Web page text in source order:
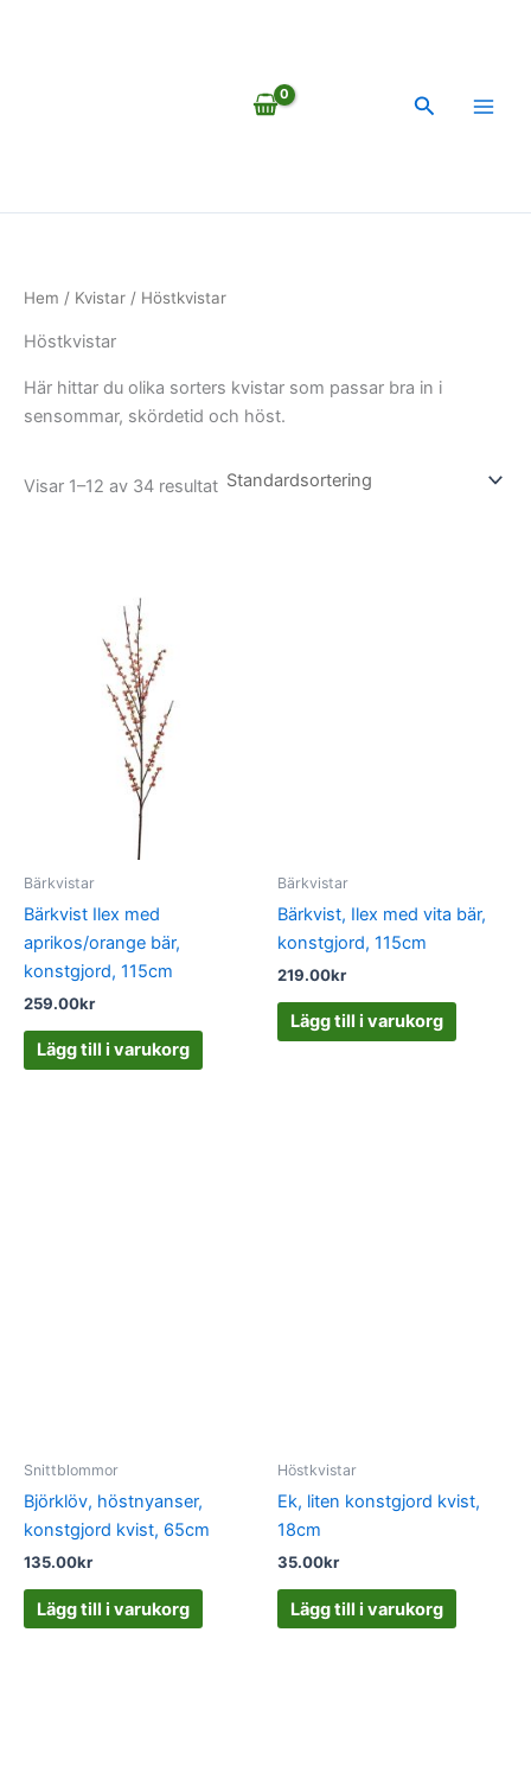
Sök
Hem / Kvistar / Höstkvistar
Höstkvistar
Här hittar du olika sorters kvistar som passar bra in i
sensommar, skördetid och höst.
Visar 1–12 av 34 resultat
Bärkvistar
Bärkvist Ilex med
aprikos/orange bär,
konstgjord, 115cm
259.00kr
Lägg till i varukorg
Bärkvistar
Bärkvist, Ilex med vita bär,
konstgjord, 115cm
219.00kr
Lägg till i varukorg
Snittblommor
Björklöv, höstnyanser,
konstgjord kvist, 65cm
135.00kr
Lägg till i varukorg
Höstkvistar
Ek, liten konstgjord kvist,
18cm
35.00kr
Lägg till i varukorg